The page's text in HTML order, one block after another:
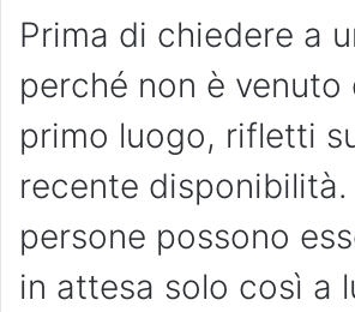
Prima di chiedere a
perché non è venuto
primo luogo, rifletti
recente disponibilità.
persone possono
in attesa solo così a